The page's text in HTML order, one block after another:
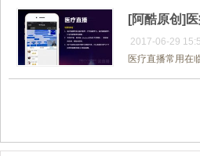
防下载/防盗录/防录屏/防篡改
[阿酷原创]
2017-06-29
医疗直播常用在